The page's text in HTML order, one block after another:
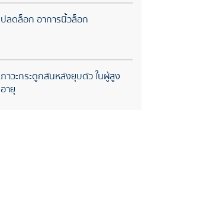
ปลดล็อก อาการนิ้วล็อก
ภาวะกระดูกสันหลังยุบตัว ในผู้สูง
อายุ